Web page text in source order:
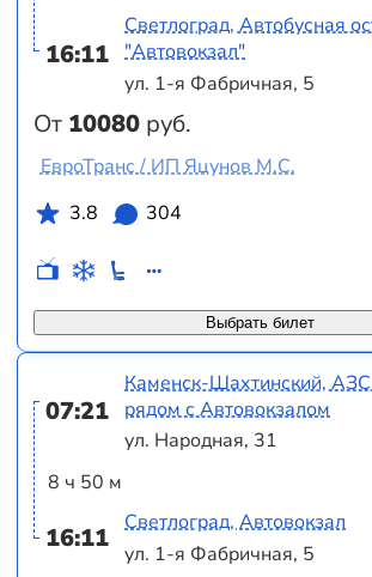
16:11
От 10080 руб.
Светлоград, Автобусная
"Автовокзал"
ул. 1-я Фабричная, 5
Выбрать билет
ЕвроТранс / ИП Яцунов М.С.
3.8
304
07:21
8 ч 50 м
16:11
Каменск-Шахтинский,
рядом с Автовокзалом
ул. Народная, 31
Светлоград, Автовокзал
ул. 1-я Фабричная, 5